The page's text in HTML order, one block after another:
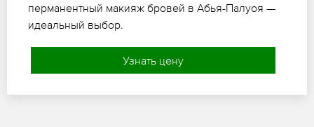
перманентный макияж бровей в Абья-Палуоя —
идеальный выбор.
Узнать цену